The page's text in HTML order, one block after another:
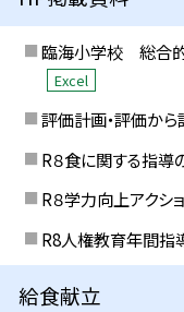
臨海小学校 総合
Excel
評価計画・評価か
R８食に関する指
R８学力向上アクシ
R8人権教育年間指
給食献立